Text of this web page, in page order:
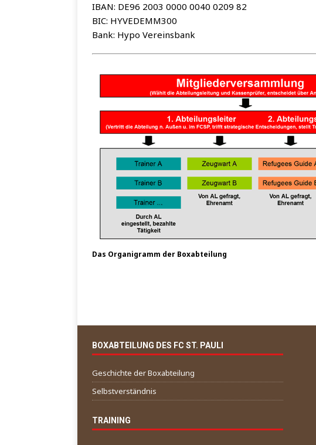
IBAN: DE96 2003 0000 0040 0209 82
BIC: HYVEDEMM300
Bank: Hypo Vereinsbank
Das Orga­ni­gramm der Boxabteilung
BOXABTEILUNG DES FC ST. PAULI
Geschichte der Boxabteilung
Selbstverständnis
TRAINING